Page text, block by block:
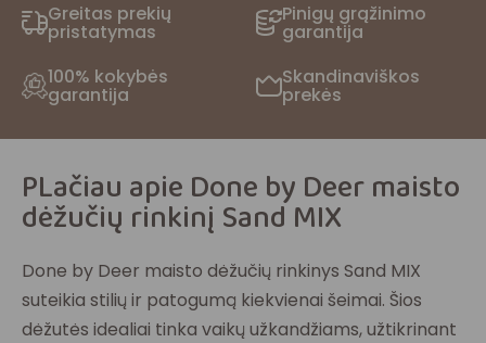
Greitas prekių
pristatymas
Pinigų grąžinimo
garantija
100% kokybės
garantija
Skandinaviškos
prekės
PLačiau apie Done by Deer maisto
dėžučių rinkinį Sand MIX
Done by Deer maisto dėžučių rinkinys Sand MIX
suteikia stilių ir patogumą kiekvienai šeimai. Šios
dėžutės idealiai tinka vaikų užkandžiams, užtikrinant